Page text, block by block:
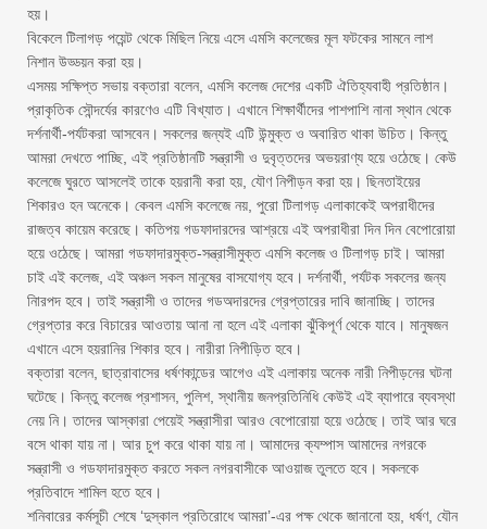
হয়।
বিকেলে টিলাগড় পয়েন্ট থেকে মিছিল নিয়ে এসে এমসি কলেজের মূল ফটকের সামনে লাশ
নিশান উড্ডয়ন করা হয়।
এসময় সক্ষিপ্ত সভায় বক্তারা বলেন, এমসি কলেজ দেশের একটি ঐতিহ্যবাহী প্রতিষ্ঠান।
প্রাকৃতিক সৌন্দর্যের কারণেও এটি বিখ্যাত। এখানে শিক্ষার্থীদের পাশপাশি নানা স্থান থেকে
দর্শনার্থী-পর্যটকরা আসবেন। সকলের জন্যই এটি উন্মুক্ত ও অবারিত থাকা উচিত। কিন্তু
আমরা দেখতে পাচ্ছি, এই প্রতিষ্ঠানটি সন্ত্রাসী ও দুবৃত্তদের অভয়রাণ্য হয়ে ওঠেছে। কেউ
কলেজে ঘুরতে আসলেই তাকে হয়রানী করা হয়, যৌণ নিপীড়ন করা হয়। ছিনতাইয়ের
শিকারও হন অনেকে। কেবল এমসি কলেজে নয়, পুরো টিলাগড় এলাকাকেই অপরাধীদের
রাজত্ব কায়েম করেছে। কতিপয় গডফাদারদের আশ্রয়ে এই অপরাধীরা দিন দিন বেপোরোয়া
হয়ে ওঠেছে। আমরা গডফাদারমুক্ত-সন্ত্রাসীমুক্ত এমসি কলেজ ও টিলাগড় চাই। আমরা
চাই এই কলেজ, এই অঞ্চল সকল মানুষের বাসযোগ্য হবে। দর্শনার্থী, পর্যটক সকলের জন্য
নিারপদ হবে। তাই সন্ত্রাসী ও তাদের গডঅদারদের গ্রেপ্তারের দাবি জানাচ্ছি। তাদের
গ্রেপ্তার করে বিচারের আওতায় আনা না হলে এই এলাকা ঝুঁকিপূর্ণ থেকে যাবে। মানুষজন
এখানে এসে হয়রানির শিকার হবে। নারীরা নিপীড়িত হবে।
বক্তারা বলেন, ছাত্রাবাসের ধর্ষণকান্ডের আগেও এই এলাকায় অনেক নারী নিপীড়নের ঘটনা
ঘটেছে। কিন্তু কলেজ প্রশাসন, পুলিশ, স্থানীয় জনপ্রতিনিধি কেউই এই ব্যাপারে ব্যবস্থা
নেয় নি। তাদের আস্কারা পেয়েই সন্ত্রাসীরা আরও বেপোরোয়া হয়ে ওঠেছে। তাই আর ঘরে
বসে থাকা যায় না। আর চুপ করে থাকা যায় না। আমাদের ক্যম্পাস আমাদের নগরকে
সন্ত্রাসী ও গডফাদারমুক্ত করতে সকল নগরবাসীকে আওয়াজ তুলতে হবে। সকলকে
প্রতিবাদে শামিল হতে হবে।
শনিবারের কর্মসূচী শেষে ‘দুস্কাল প্রতিরোধে আমরা’-এর পক্ষ থেকে জানানো হয়, ধর্ষণ, যৌন